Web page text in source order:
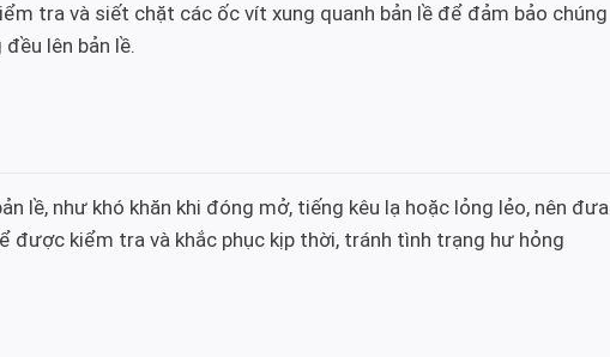
tra và siết chặt các ốc vít xung quanh bản lề để đảm bảo chúng
lên bản lề.
lề, như khó khăn khi đóng mở, tiếng kêu lạ hoặc lỏng lẻo, nên đưa
kiểm tra và khắc phục kịp thời, tránh tình trạng hư hỏng